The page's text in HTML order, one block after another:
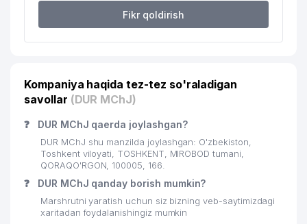
22
25 INGA SAVDO BARAKA MChJ
26
MIROBOD FILIALI
27 AMKODOR-TASHKENT XK MChJ
28 FANTAST XUSUSIY KORXONASI
29 LIRRON DESIGN MChJ 840 м
Fikr qoldirish
Kompaniya haqida tez-tez so'raladigan
savollar (DUR MChJ)
❓ DUR MChJ qaerda joylashgan?
DUR MChJ shu manzilda joylashgan: O'zbekiston,
Toshkent viloyati, TOSHKENT, MIROBOD tumani,
QORAQO'RGON, 100005, 166.
❓ DUR MChJ qanday borish mumkin?
Marshrutni yaratish uchun siz bizning veb-saytimizdagi
xaritadan foydalanishingiz mumkin